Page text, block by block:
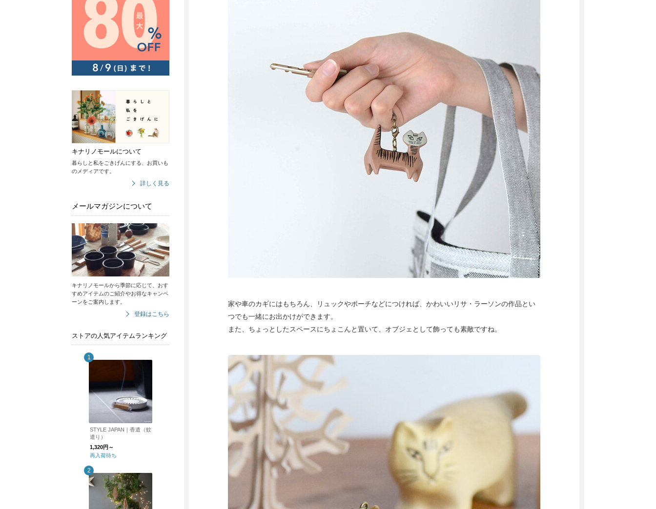
キナリノモールについて
暮らしと私をごきげんにする、お買いも
のメディアです。
詳しく見る
メールマガジンについて
キナリノモールから季節に応じて、おす
すめアイテムのご紹介やお得なキャンペ
ーンをご案内します。
登録はこちら
ストアの人気アイテムランキング
STYLE JAPAN｜香遣（蚊
遣り）
1,320円～
再入荷待ち
家や車のカギにはもちろん、リュックやポーチなどにつければ、かわいいリサ・ラーソンの作品とい
つでも一緒にお出かけができます。
また、ちょっとしたスペースにちょこんと置いて、オブジェとして飾っても素敵ですね。